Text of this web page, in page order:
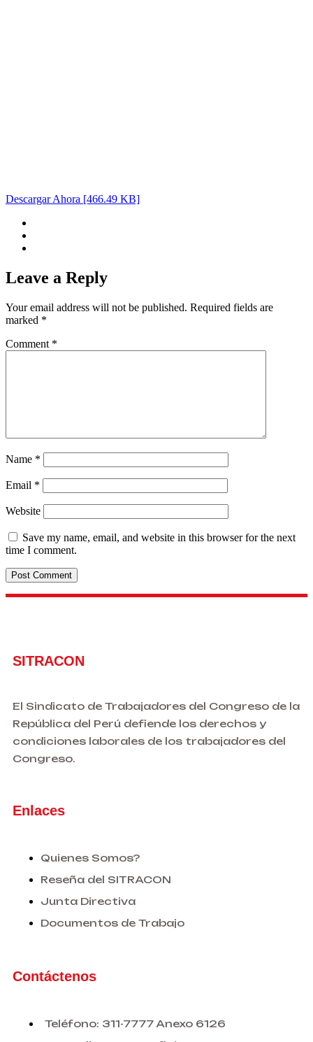
Descargar Ahora [466.49 KB]
Leave a Reply
Your email address will not be published. Required fields are
marked *
Comment *
Name *
Email *
Website
Save my name, email, and website in this browser for the next
time I comment.
SITRACON
El Sindicato de Trabajadores del Congreso de la
República del Perú defiende los derechos y
condiciones laborales de los trabajadores del
Congreso.
Enlaces
Quienes Somos?
Reseña del SITRACON
Junta Directiva
Documentos de Trabajo
Contáctenos
Teléfono: 311-7777 Anexo 6126